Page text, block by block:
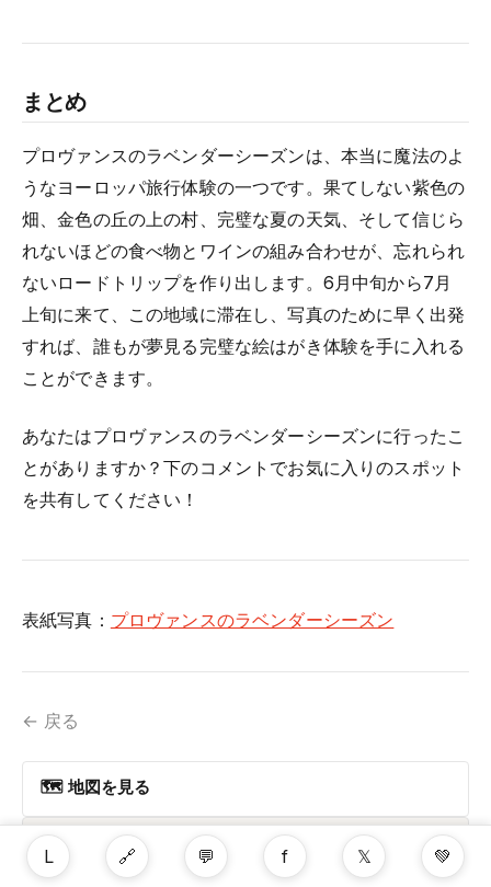
まとめ
プロヴァンスのラベンダーシーズンは、本当に魔法のよ
うなヨーロッパ旅行体験の一つです。果てしない紫色の
畑、金色の丘の上の村、完璧な夏の天気、そして信じら
れないほどの食べ物とワインの組み合わせが、忘れられ
ないロードトリップを作り出します。6月中旬から7月
上旬に来て、この地域に滞在し、写真のために早く出発
すれば、誰もが夢見る完璧な絵はがき体験を手に入れる
ことができます。
あなたはプロヴァンスのラベンダーシーズンに行ったこ
とがありますか？下のコメントでお気に入りのスポット
を共有してください！
表紙写真： プロヴァンスのラベンダーシーズン
← 戻る
🗺 地図を見る
このガイドから計画
このガイドをルート、地図、編集可能な旅程に変換します。
L 🔗 💬 f 𝕏 💚